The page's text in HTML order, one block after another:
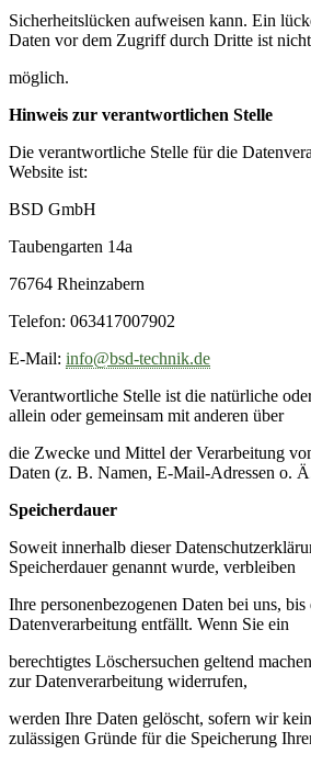
Sicherheitslücken aufweisen kann. Ein
Daten vor dem Zugriff durch Dritte ist nicht
möglich.
Hinweis zur verantwortlichen Stelle
Die verantwortliche Stelle für die
Website ist:
BSD GmbH
Taubengarten 14a
76764 Rheinzabern
Telefon: 063417007902
E-Mail: info@bsd-technik.de
Verantwortliche Stelle ist die natürliche
allein oder gemeinsam mit anderen über
die Zwecke und Mittel der Verarbeitung
Daten (z. B. Namen, E-Mail-Adressen o.
Speicherdauer
Soweit innerhalb dieser
Speicherdauer genannt wurde, verbleiben
Ihre personenbezogenen Daten bei uns,
Datenverarbeitung entfällt. Wenn Sie ein
berechtigtes Löschersuchen geltend
zur Datenverarbeitung widerrufen,
werden Ihre Daten gelöscht, sofern wir
zulässigen Gründe für die Speicherung